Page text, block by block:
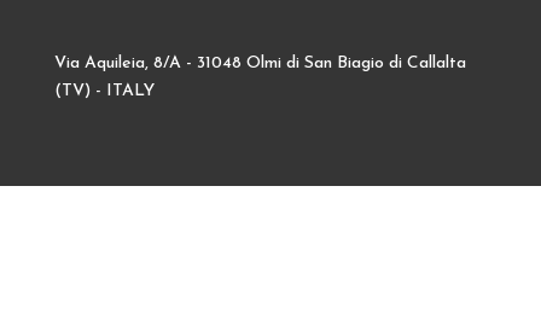
Via Aquileia, 8/A - 31048 Olmi di San Biagio di Callalta
(TV) - ITALY